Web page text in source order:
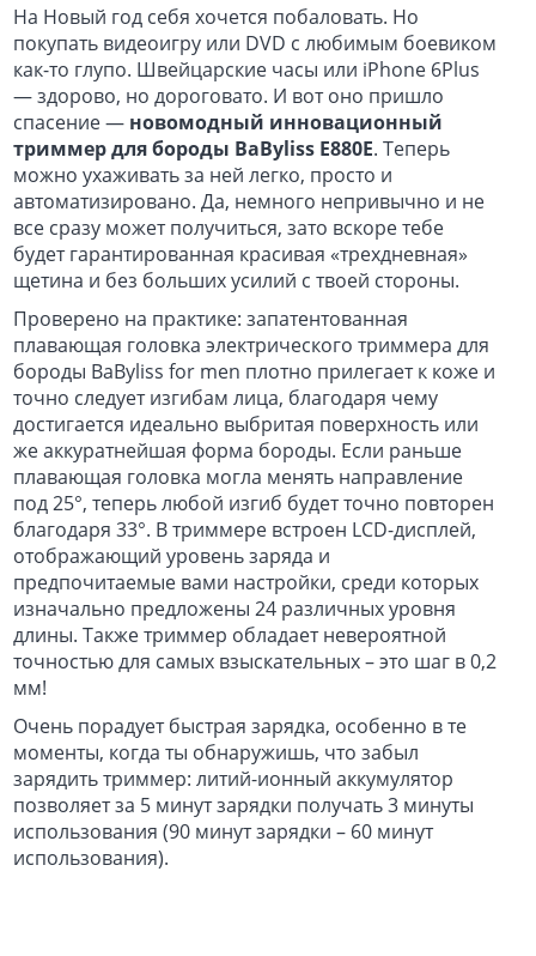
На Новый год себя хочется побаловать. Но
покупать видеоигру или DVD с любимым боевиком
как-то глупо. Швейцарские часы или iPhone 6Plus
— здорово, но дороговато. И вот оно пришло
спасение — новомодный инновационный
триммер для бороды BaByliss E880E. Теперь
можно ухаживать за ней легко, просто и
автоматизировано. Да, немного непривычно и не
все сразу может получиться, зато вскоре тебе
будет гарантированная красивая «трехдневная»
щетина и без больших усилий с твоей стороны.
Проверено на практике: запатентованная
плавающая головка электрического триммера для
бороды BaByliss for men плотно прилегает к коже и
точно следует изгибам лица, благодаря чему
достигается идеально выбритая поверхность или
же аккуратнейшая форма бороды. Если раньше
плавающая головка могла менять направление
под 25°, теперь любой изгиб будет точно повторен
благодаря 33°. В триммере встроен LCD-дисплей,
отображающий уровень заряда и
предпочитаемые вами настройки, среди которых
изначально предложены 24 различных уровня
длины. Также триммер обладает невероятной
точностью для самых взыскательных – это шаг в 0,2
мм!
Очень порадует быстрая зарядка, особенно в те
моменты, когда ты обнаружишь, что забыл
зарядить триммер: литий-ионный аккумулятор
позволяет за 5 минут зарядки получать 3 минуты
использования (90 минут зарядки – 60 минут
использования).